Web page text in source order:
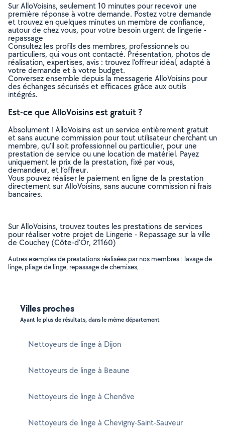
Sur AlloVoisins, seulement 10 minutes pour recevoir une
première réponse à votre demande. Postez votre demande
et trouvez en quelques minutes un membre de confiance,
autour de chez vous, pour votre besoin urgent de lingerie -
repassage
Consultez les profils des membres, professionnels ou
particuliers, qui vous ont contacté. Présentation, photos de
réalisation, expertises, avis : trouvez l'offreur idéal, adapté à
votre demande et à votre budget.
Conversez ensemble depuis la messagerie AlloVoisins pour
des échanges sécurisés et efficaces grâce aux outils
intégrés.
Est-ce que AlloVoisins est gratuit ?
Absolument ! AlloVoisins est un service entièrement gratuit
et sans aucune commission pour tout utilisateur cherchant un
membre, qu’il soit professionnel ou particulier, pour une
prestation de service ou une location de matériel. Payez
uniquement le prix de la prestation, fixé par vous,
demandeur, et l’offreur.
Vous pouvez réaliser le paiement en ligne de la prestation
directement sur AlloVoisins, sans aucune commission ni frais
bancaires.
Sur AlloVoisins, trouvez toutes les prestations de services
pour réaliser votre projet de Lingerie - Repassage sur la ville
de Couchey (Côte-d'Or, 21160)
Autres exemples de prestations réalisées par nos membres : lavage de
linge, pliage de linge, repassage de chemises, ..
Villes proches
Ayant le plus de résultats, dans le même département
Nettoyeurs de linge à Dijon
Nettoyeurs de linge à Beaune
Nettoyeurs de linge à Chenôve
Nettoyeurs de linge à Chevigny-Saint-Sauveur